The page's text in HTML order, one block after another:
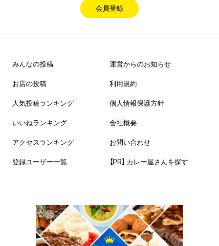
会員登録
みんなの投稿
お店の投稿
人気投稿ランキング
いいねランキング
アクセスランキング
登録ユーザー一覧
運営からのお知らせ
利用規約
個人情報保護方針
会社概要
お問い合わせ
【PR】 カレー屋さんを探す